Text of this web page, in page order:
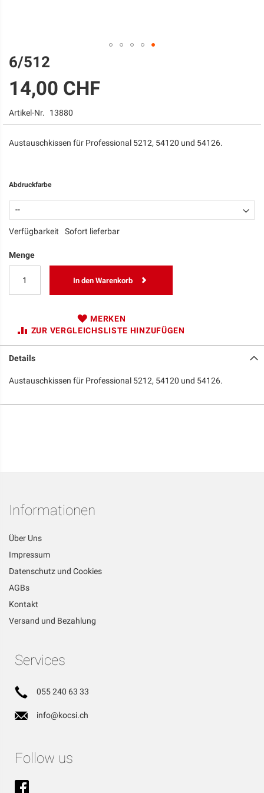
Zum
Anfang
der
Bildgalerie
6/512
14,00 CHF
Artikel-Nr. 13880
Austauschkissen für Professional 5212, 54120 und 54126.
Abdruckfarbe
Verfügbarkeit Sofort lieferbar
Menge
In den Warenkorb
MERKEN
ZUR VERGLEICHSLISTE HINZUFÜGEN
Details
Austauschkissen für Professional 5212, 54120 und 54126.
Informationen
Über Uns
Impressum
Datenschutz und Cookies
AGBs
Kontakt
Versand und Bezahlung
Services
055 240 63 33
info@kocsi.ch
Follow us